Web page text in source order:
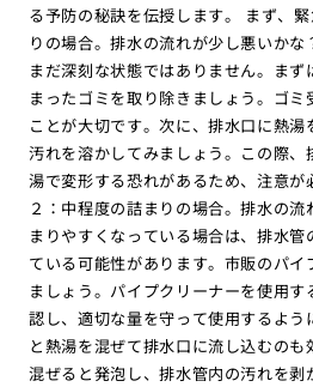
る予防の秘訣を伝授します。 まず、
りの場合。排水の流れが少し悪いかな
まだ深刻な状態ではありません。ま
まったゴミを取り除きましょう。ゴ
ことが大切です。次に、排水口に熱
汚れを溶かしてみましょう。この際
湯で変形する恐れがあるため、注意
２：中程度の詰まりの場合。排水の
まりやすくなっている場合は、排水
ている可能性があります。市販のパ
ましょう。パイプクリーナーを使用
認し、適切な量を守って使用するよ
と熱湯を混ぜて排水口に流し込むの
混ぜると発泡し、排水管内の汚れを剥